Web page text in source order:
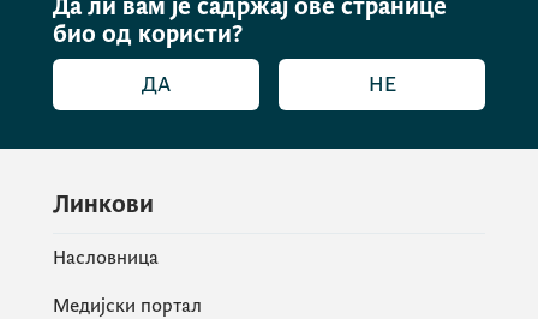
Да ли вам је садржај ове странице
био од користи?
ДА НЕ
Линкови
Насловница
Медијски портал